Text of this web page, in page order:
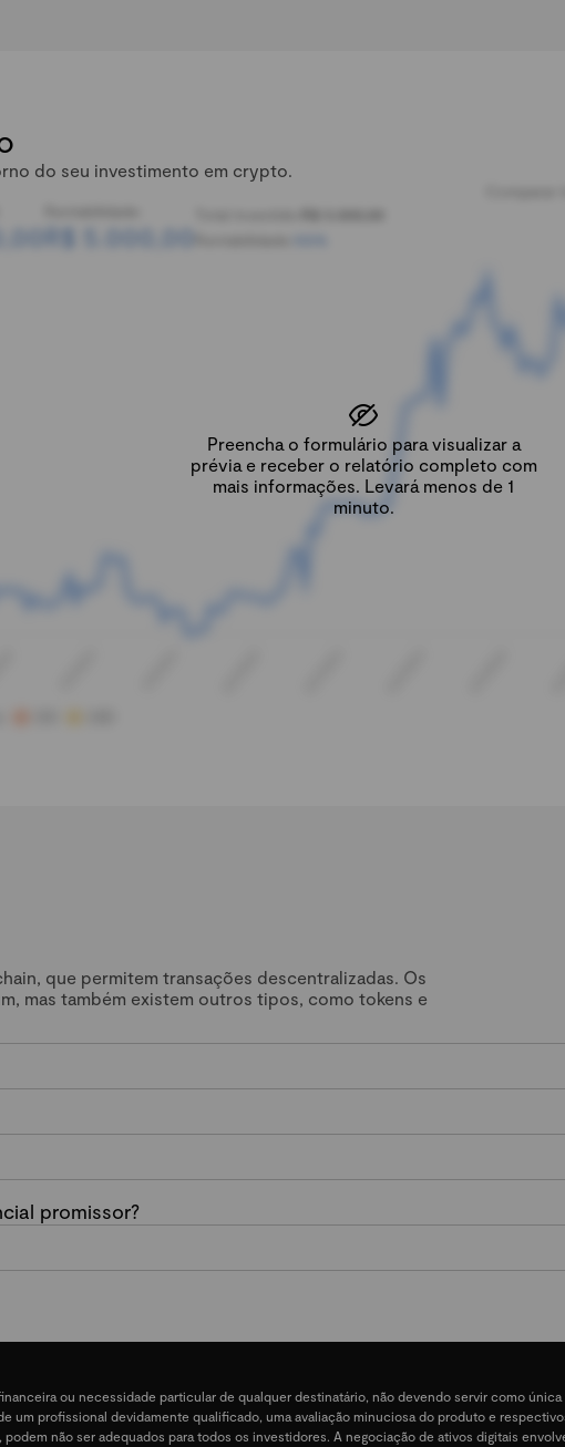
do seu investimento em crypto.
Preencha o formulário para visualizar a
prévia e receber o relatório completo com
mais informações. Levará menos de 1
minuto.
R$ 5.000,00
que permitem transações descentralizadas. Os
mas também existem outros tipos, como tokens e
promissor?
ou necessidade particular de qualquer destinatário, não devendo servir como
um profissional devidamente qualificado, uma avaliação minuciosa do produto e
não ser adequados para todos os investidores. A negociação de ativos digitais